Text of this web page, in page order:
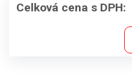
Celková cena s DPH: